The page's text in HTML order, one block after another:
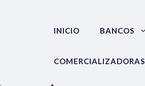
INICIO BANCOS
COMERCIALIZADORAS